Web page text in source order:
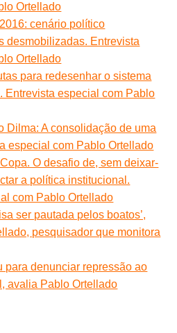
Ortellado
cenário político
desmobilizadas. Entrevista
Ortellado
para redesenhar o sistema
Entrevista especial com Pablo
Dilma: A consolidação de uma
especial com Pablo Ortellado
O desafio de, sem deixar-
a política institucional.
com Pablo Ortellado
ser pautada pelos boatos’,
pesquisador que monitora
para denunciar repressão ao
avalia Pablo Ortellado